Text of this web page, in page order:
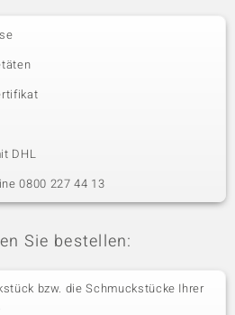
DHL
0800 227 44 13
Sie bestellen:
bzw. die Schmuckstücke Ihrer